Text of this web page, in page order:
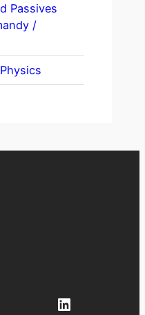
Passives
/
LinkedIn